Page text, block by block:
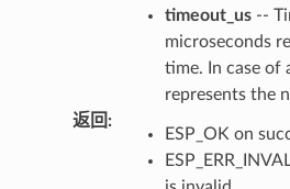
timeout_us--
microseconds
time. In case of
represents the
返回 :
ESP_OK on